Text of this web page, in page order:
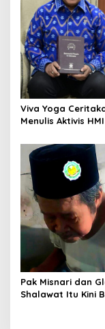
Viva Yoga
Menulis Aktivis
Pak Misnari dan
Shalawat Itu Kini